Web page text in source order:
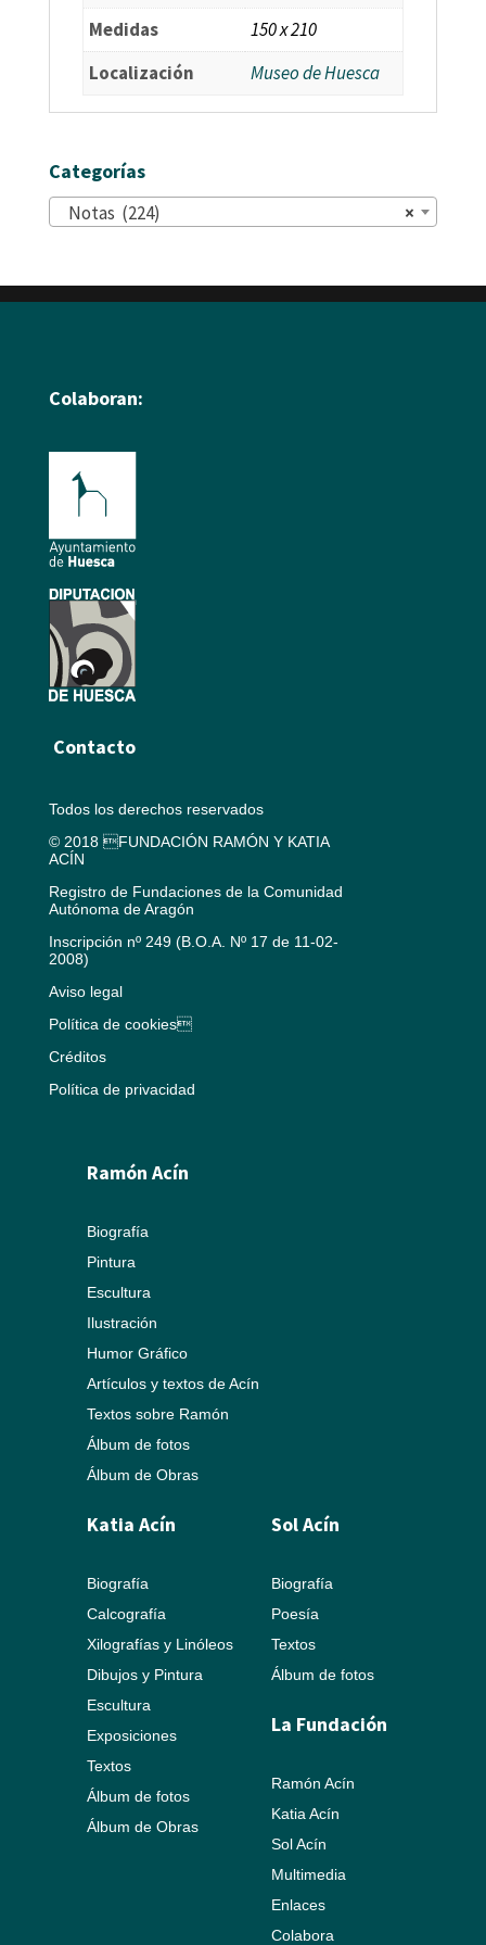
Medidas
150 x 210
Localización
Museo de Huesca
Categorías
×
Notas (224)
Colaboran:
Contacto
Todos los derechos reservados
© 2018 FUNDACIÓN RAMÓN Y KATIA
ACÍN
Registro de Fundaciones de la Comunidad
Autónoma de Aragón
Inscripción nº 249 (B.O.A. Nº 17 de 11-02-
2008)
Aviso legal
Política de cookies
Créditos
Política de privacidad
Ramón Acín
Biografía
Pintura
Escultura
Ilustración
Humor Gráfico
Artículos y textos de Acín
Textos sobre Ramón
Álbum de fotos
Álbum de Obras
Katia Acín
Biografía
Calcografía
Xilografías y Linóleos
Dibujos y Pintura
Escultura
Exposiciones
Textos
Álbum de fotos
Álbum de Obras
Sol Acín
Biografía
Poesía
Textos
Álbum de fotos
La Fundación
Ramón Acín
Katia Acín
Sol Acín
Multimedia
Enlaces
Colabora